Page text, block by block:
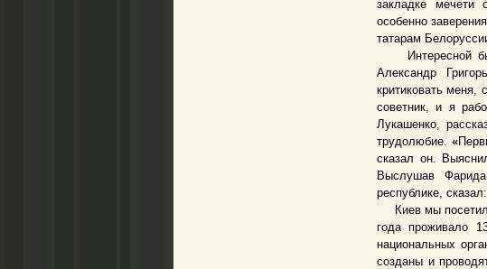
закладке мечети
особенно
татарам
Интересной
Александр
критиковать меня,
советник, и я
Лукашенко,
трудолюбие.
сказал он.
Выслушав
республике,
Киев мы
года проживало
национальных
созданы и